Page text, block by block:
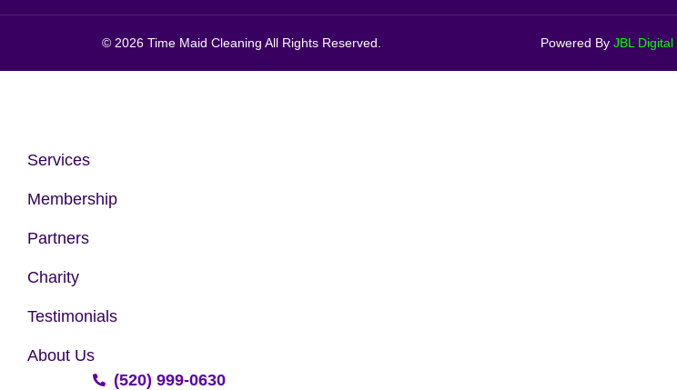
© 2026 Time Maid Cleaning All Rights Reserved. Powered By JBL
Services
Membership
Partners
Charity
Testimonials
About Us
(520) 999-0630